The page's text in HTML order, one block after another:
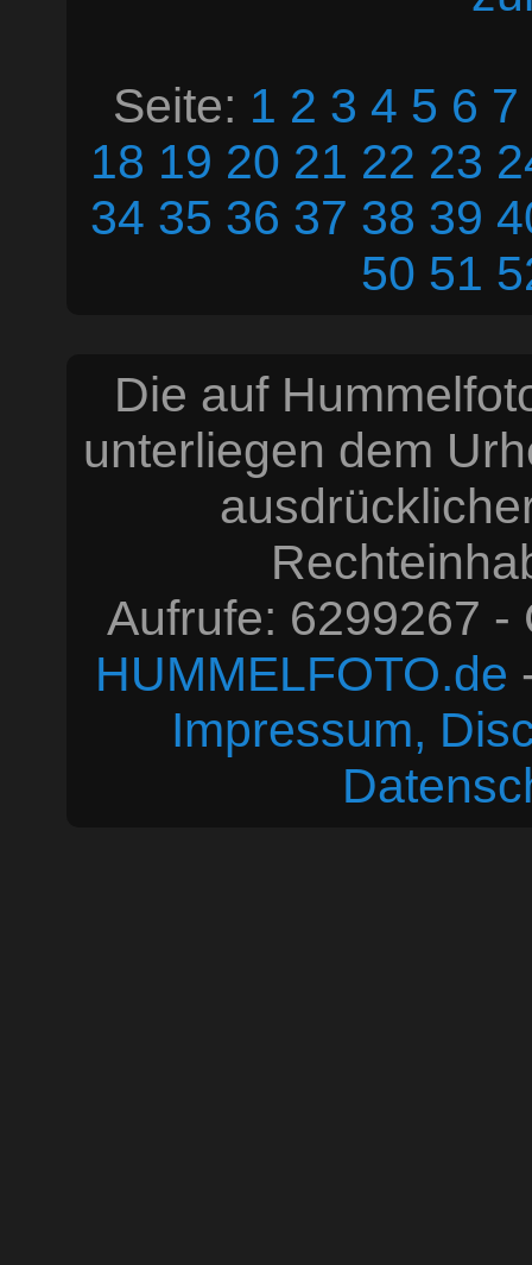
Seite: 1 2 3 4 5 6 7
18 19 20 21 22 23
34 35 36 37 38 39
50 51
Die auf
unterliegen dem
Aufrufe: 6299267
HUMMELFOTO.de
Impressum,